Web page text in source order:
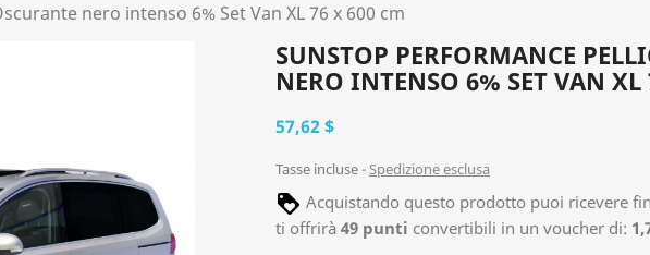
nero intenso 6% Set Van XL 76 x 600 cm
SUNSTOP PERFORMANCE
NERO INTENSO 6% SET VAN XL
57,62 $
Tasse incluse Spedizione esclusa
Acquistando questo prodotto puoi ricevere
ti offrirà 49 punti convertibili in un voucher di: